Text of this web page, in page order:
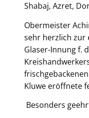
Shabaj, Azret,
Obermeister
sehr herzlich zur
Glaser-Innung f.
Kluwe eröffnete
Besonders